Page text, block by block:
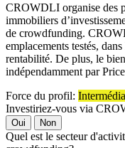
CROWDLI organise des
immobiliers
de crowdfunding.
emplacements testés,
rentabilité. De plus, le
indépendamment par
Force du profil:
Investiriez-vous via
Oui Non
Quel est le secteur